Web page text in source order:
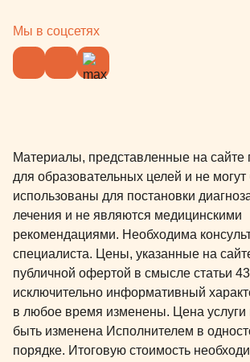
Мы в соцсетях
Материалы, представленные на сайте
для образовательных целей и не могут
использованы для постановки
лечения и не являются медицинскими
рекомендациями. Необходима
специалиста. Цены, указанные на
публичной офертой в смысле статьи
исключительно информативный
в любое время изменены. Цена услуги
быть изменена Исполнителем в
порядке. Итоговую стоимость